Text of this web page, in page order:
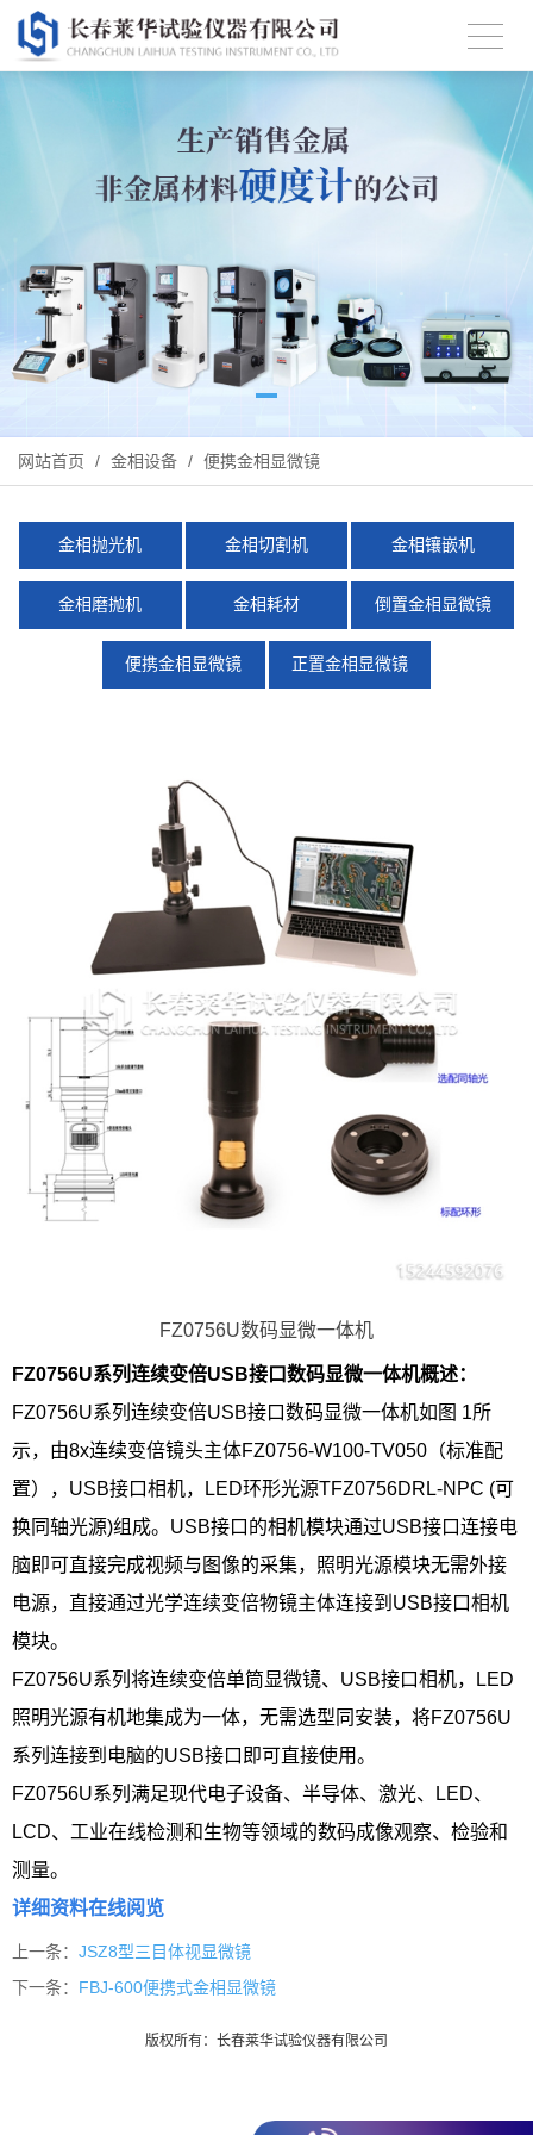
网站首页 / 金相设备 / 便携金相显微镜
金相抛光机 金相切割机 金相镶嵌机
金相磨抛机 金相耗材 倒置金相显微镜
便携金相显微镜 正置金相显微镜
FZ0756U数码显微一体机
FZ0756U系列连续变倍USB接口数码显微一体机概述：
FZ0756U系列连续变倍USB接口数码显微一体机如图 1所
示，由8x连续变倍镜头主体FZ0756-W100-TV050（标准配
置），USB接口相机，LED环形光源TFZ0756DRL-NPC (可
换同轴光源)组成。USB接口的相机模块通过USB接口连接电
脑即可直接完成视频与图像的采集，照明光源模块无需外接
电源，直接通过光学连续变倍物镜主体连接到USB接口相机
模块。
FZ0756U系列将连续变倍单筒显微镜、USB接口相机，LED
照明光源有机地集成为一体，无需选型同安装，将FZ0756U
系列连接到电脑的USB接口即可直接使用。
FZ0756U系列满足现代电子设备、半导体、激光、LED、
LCD、工业在线检测和生物等领域的数码成像观察、检验和
测量。
详细资料在线阅览
上一条： JSZ8型三目体视显微镜
下一条： FBJ-600便携式金相显微镜
版权所有：长春莱华试验仪器有限公司
扫描微信二维码 X